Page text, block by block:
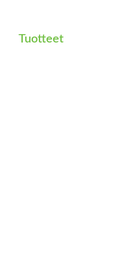
Tuotteet